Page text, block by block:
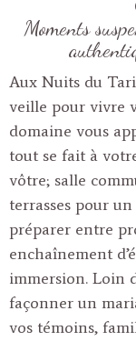
Moments
Aux Nuits du
veille pour vivre
domaine vous
tout se fait à
vôtre; salle
terrasses pour
préparer entre
enchaînement
immersion. Loin
façonner un
vos témoins,